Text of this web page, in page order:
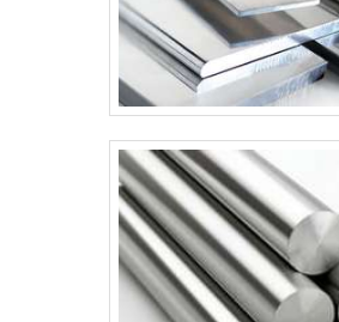
de combate a incêndio com ótima
e precisão.Garantimos a
clientes através de um
por meio de profissionais
empresa que tem se
concorrência pela idoneidade em
faz, comprovando sua essência
melhor para os parceiros..